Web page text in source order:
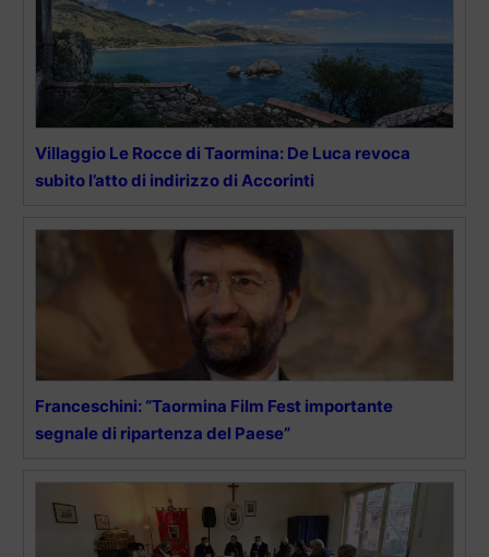
Villaggio Le Rocce di Taormina: De Luca revoca
subito l’atto di indirizzo di Accorinti
Franceschini: “Taormina Film Fest importante
segnale di ripartenza del Paese”